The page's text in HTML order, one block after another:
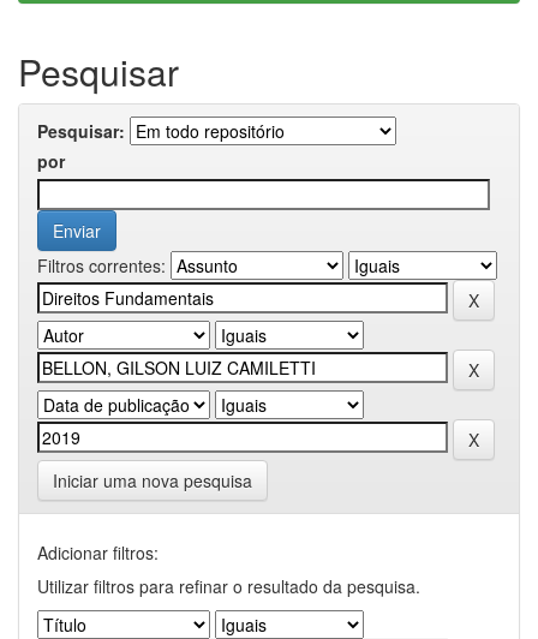
Pesquisar
Pesquisar:
por
Filtros correntes:
Iniciar uma nova pesquisa
Adicionar filtros:
Utilizar filtros para refinar o resultado da pesquisa.